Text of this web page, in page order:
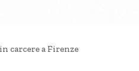
carcere a Firenze